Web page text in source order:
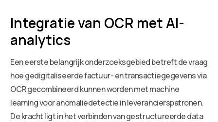
Integratie van OCR met AI-
analytics
Een eerste belangrijk onderzoeksgebied betreft de vraag
hoe gedigitaliseerde factuur- en transactiegegevens via
OCR gecombineerd kunnen worden met machine
learning voor anomaliedetectie in leverancierspatronen.
De kracht ligt in het verbinden van gestructureerde data